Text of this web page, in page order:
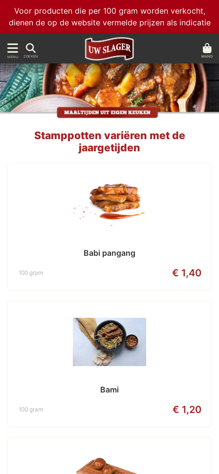
Voor producten die per 100 gram worden verkocht,
dienen de op de website vermelde prijzen als indicatie
MENU ZOEKEN MAND
Stamppotten variëren met de
jaargetijden
Babi pangang
€ 1,40
100 gram
Bami
€ 1,20
100 gram